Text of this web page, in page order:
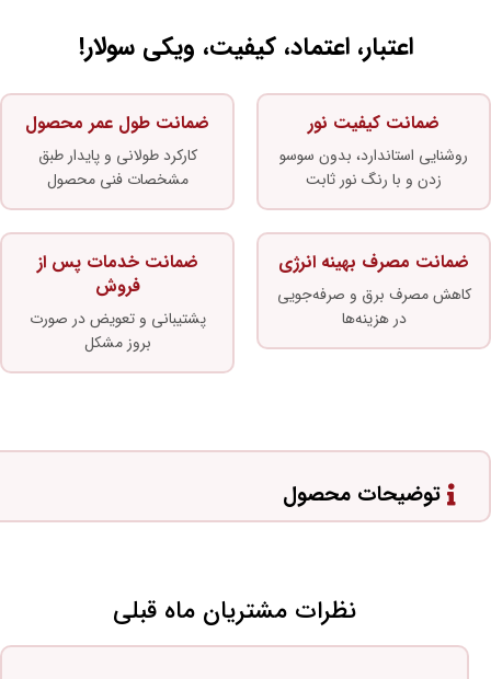
اعتبار، اعتماد، کیفیت، ویکی سولار!
ضمانت کیفیت نور
روشنایی استاندارد، بدون سوسو
زدن و با رنگ نور ثابت
ضمانت طول عمر محصول
کارکرد طولانی و پایدار طبق
مشخصات فنی محصول
ضمانت مصرف بهینه انرژی
کاهش مصرف برق و صرفه‌جویی
در هزینه‌ها
ضمانت خدمات پس از
فروش
پشتیبانی و تعویض در صورت
بروز مشکل
توضیحات محصول
نظرات مشتریان ماه قبلی